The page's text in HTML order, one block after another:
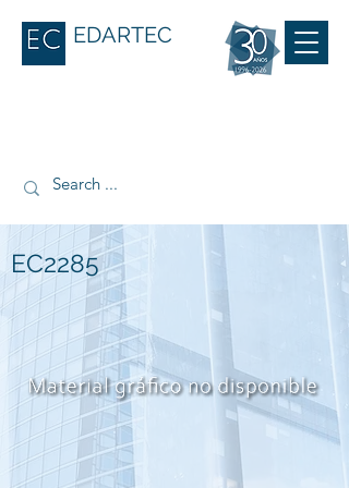
EDARTEC
EC2285